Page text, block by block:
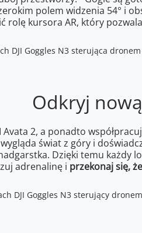
polem widzenia 54° i
rolę kursora AR, który
Odkryj
2, a ponadto
świat z góry i
Dzięki temu każdy
adrenalinę i przekonaj się,